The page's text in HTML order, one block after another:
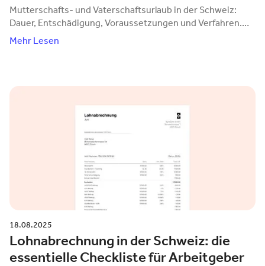
Mutterschafts- und Vaterschaftsurlaub in der Schweiz:
Dauer, Entschädigung, Voraussetzungen und Verfahren.
quitt Business übernimmt die Lohnabwicklung.
Mehr Lesen
18.08.2025
Lohnabrechnung in der Schweiz: die
essentielle Checkliste für Arbeitgeber